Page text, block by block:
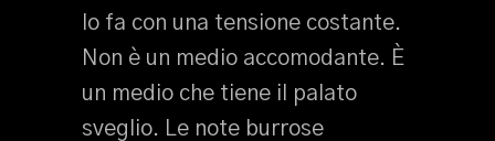
lo fa con una tensione costante.
Non è un medio accomodante. È
un medio che tiene il palato
sveglio. Le note burrose